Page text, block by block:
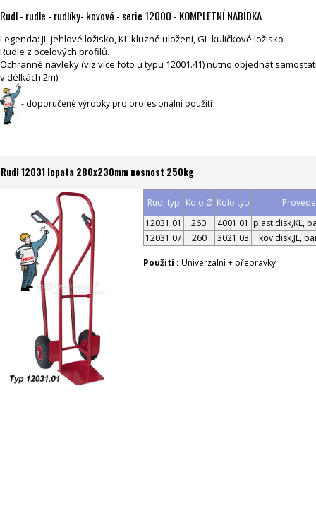
Rudl - rudle - rudlíky- kovové - serie 12000 - KOMPLETNÍ NABÍDKA
Legenda: JL-jehlové ložisko, KL-kluzné uložení, GL-kuličkové ložisko
Rudle z ocelových profilů.
Ochranné návleky (viz více foto u typu 12001.41) nutno objednat
v délkách 2m)
- doporučené výrobky pro profesionální použití
Rudl 12031 lopata 280x230mm nosnost 250kg
Rudl typ Kolo Ø Kolo typ
12031.01
260 4001.01 plast.disk,KL,
12031.07
260 3021.03 kov.disk,JL,
Použití : Univerzální + přepravky